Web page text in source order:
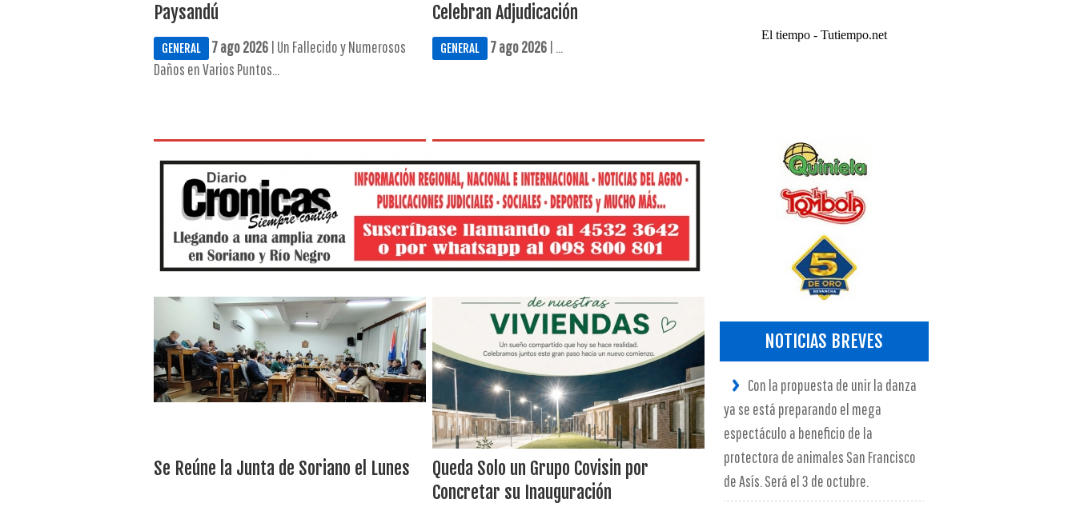
Paysandú
GENERAL 7 ago 2026| Un Fallecido y Numerosos
Daños en Varios Puntos...
Celebran Adjudicación
GENERAL 7 ago 2026| ...
Se Reúne la Junta de Soriano el Lunes
Queda Solo un Grupo Covisin por
Concretar su Inauguración
El tiempo - Tutiempo.net
NOTICIAS BREVES
Con la propuesta de unir la danza
ya se está preparando el mega
espectáculo a beneficio de la
protectora de animales San Francisco
de Asís. Será el 3 de octubre.